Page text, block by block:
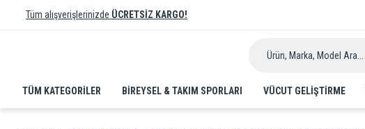
Tüm alışverişlerinizde ÜCRETSİZ KARGO!
TÜM KATEGORİLER BIREYSEL & TAKIM SPORLARI VÜCUT GELIŞTIRME